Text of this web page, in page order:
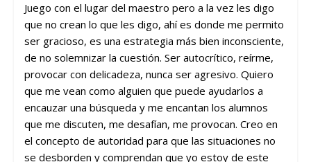
Juego con el lugar del maestro pero a la vez les digo
que no crean lo que les digo, ahí es donde me permito
ser gracioso, es una estrategia más bien inconsciente,
de no solemnizar la cuestión. Ser autocrítico, reírme,
provocar con delicadeza, nunca ser agresivo. Quiero
que me vean como alguien que puede ayudarlos a
encauzar una búsqueda y me encantan los alumnos
que me discuten, me desafían, me provocan. Creo en
el concepto de autoridad para que las situaciones no
se desborden y comprendan que yo estoy de este